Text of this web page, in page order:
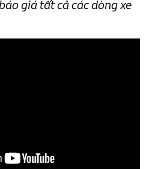
giá tất cả các dòng xe